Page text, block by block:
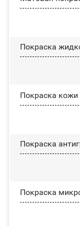
Покраска
Покраска кожи
Покраска
Покраска